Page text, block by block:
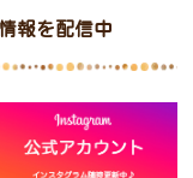
報を配信中